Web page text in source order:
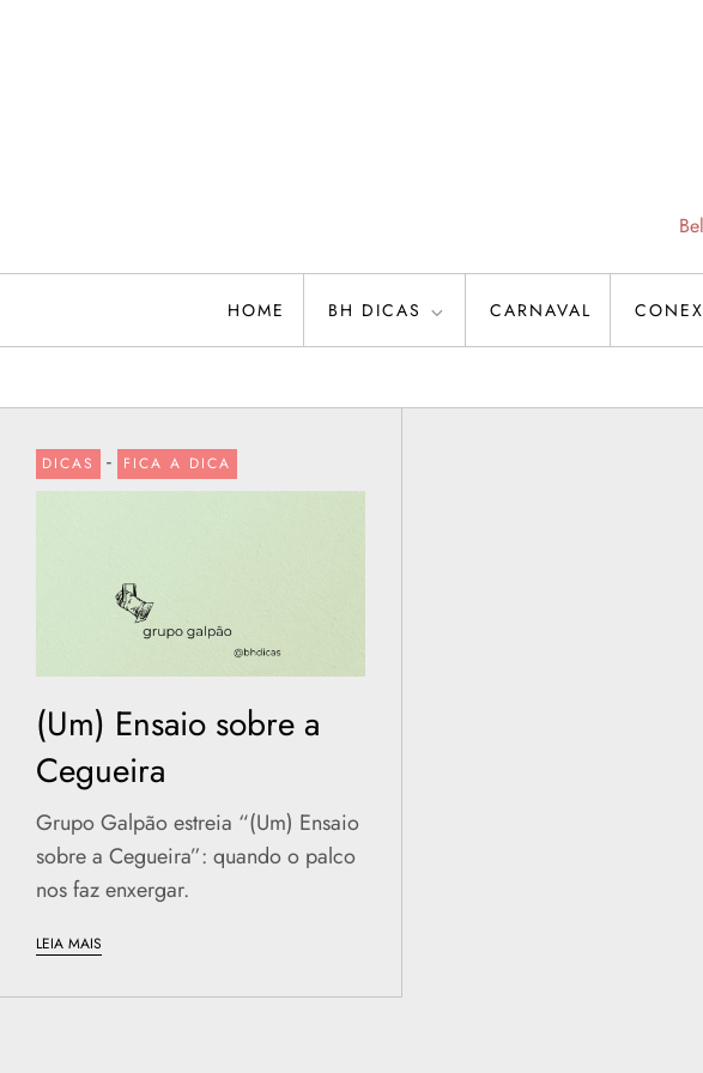
HOME BH DICAS CARNAVAL
DICAS - FICA A DICA
(Um) Ensaio sobre a
Cegueira
Grupo Galpão estreia “(Um) Ensaio
sobre a Cegueira”: quando o palco
nos faz enxergar.
LEIA MAIS